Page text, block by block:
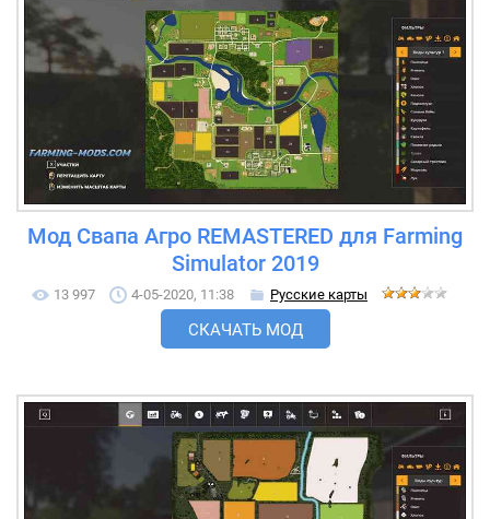
Мод Свапа Агро REMASTERED для Farming
Simulator 2019
13 997 4-05-2020, 11:38 Русские карты
СКАЧАТЬ МОД